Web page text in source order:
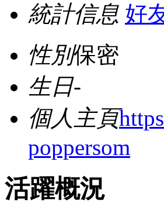
統計信息 好
性別保密
生日-
個人主頁
poppersom
活躍概況